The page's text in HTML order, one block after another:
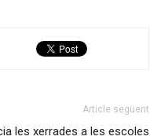
Article següent
les xerrades a les escoles